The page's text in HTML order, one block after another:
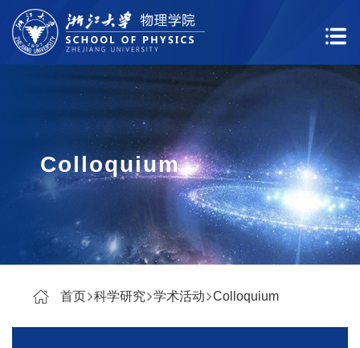
Colloquium
首页 科学研究 学术活动 Colloquium